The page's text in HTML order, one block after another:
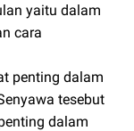
yaitu dalam
cara
penting dalam
tesebut
dalam